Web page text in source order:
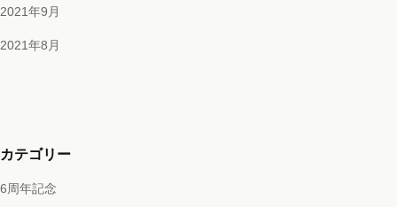
2021年9月
2021年8月
カテゴリー
6周年記念